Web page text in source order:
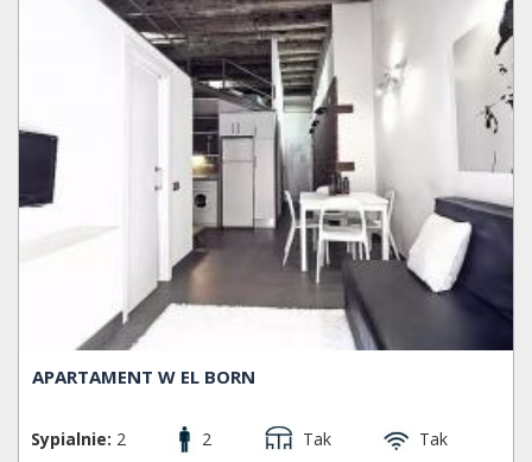
APARTAMENT W EL BORN
Sypialnie: 2 2 Tak
Tak